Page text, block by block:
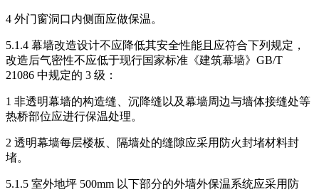
4 外门窗洞口内侧面应做保温。
5.1.4 幕墙改造设计不应降低其安全性能且应符合下列规定，
改造后气密性不应低于现行国家标准《建筑幕墙》GB/T
21086 中规定的 3 级：
1 非透明幕墙的构造缝、沉降缝以及幕墙周边与墙体接缝处等
热桥部位应进行保温处理。
2 透明幕墙每层楼板、隔墙处的缝隙应采用防火封堵材料封
堵。
5.1.5 室外地坪 500mm 以下部分的外墙外保温系统应采用防